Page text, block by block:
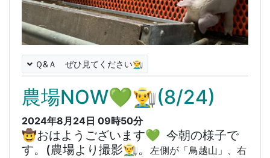
Ｑ&Ａ ぜひ見てください👨‍🌾
農場NOW💚👨‍🌾(8/24)
2024年8月24日 09時50分
🤠おはようございます💚 今朝の様子で
す。(農場より撮影👨‍🌾。 左側が「鳥越山」、右